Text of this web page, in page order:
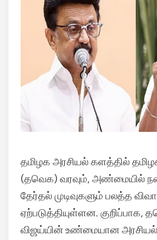
தமிழக அரசியல் களத்தில்
(தவெக) வரவும், அண்மையில்
தேர்தல் முடிவுகளும் பலத்த
ஏற்படுத்தியுள்ளன. குறிப்பாக,
விஜய்யின் உண்மையான